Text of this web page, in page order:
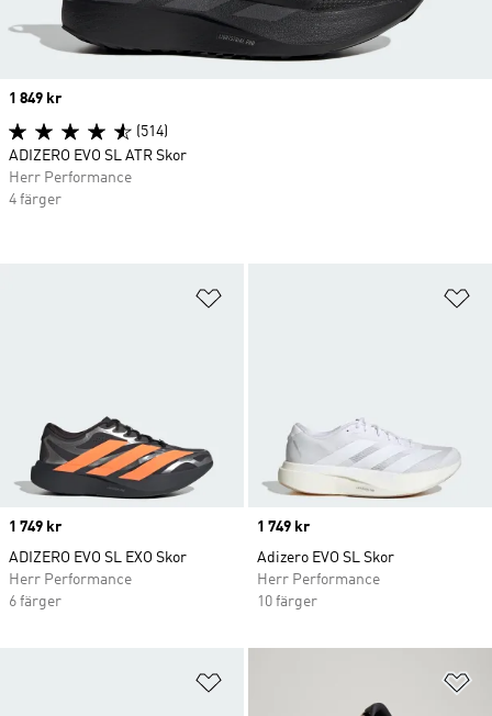
Price
1 749 kr
ADIZERO EVO SL EXO Skor
Herr Performance
6 färger
Price
1 749 kr
Adizero EVO SL Skor
Herr Performance
10 färger
Price
1 849 kr
(514)
ADIZERO EVO SL ATR Skor
Herr Performance
4 färger